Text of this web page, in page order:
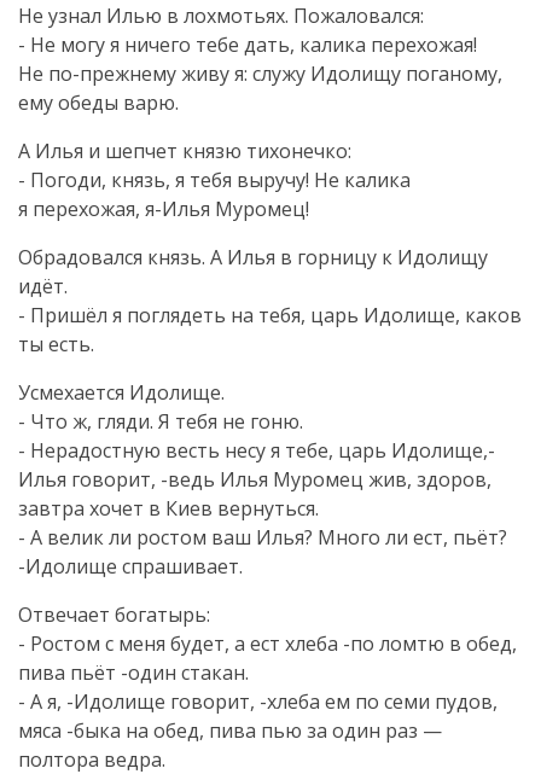
Не узнал Илью в лохмотьях. Пожаловался:
- Не могу я ничего тебе дать, калика перехожая!
Не по-прежнемуживу я: служу Идолищу поганому,
ему обеды варю.
А Илья и шепчет князю тихонечко:
- Погоди, князь, я тебя выручу! Не калика
я перехожая, я-Илья Муромец!
Обрадовался князь. А Илья в горницу к Идолищу
идёт.
- Пришёл я поглядеть на тебя, царь Идолище, каков
ты есть.
Усмехается Идолище.
- Что ж, гляди. Я тебя не гоню.
- Нерадостную весть несу я тебе, царь Идолище,-
Илья говорит, -ведь Илья Муромец жив, здоров,
завтра хочет в Киев вернуться.
- А велик ли ростом ваш Илья? Много ли ест, пьёт?
-Идолище спрашивает.
Отвечает богатырь:
- Ростом с меня будет, а ест хлеба -по ломтю в обед,
пива пьёт -один стакан.
- А я, -Идолище говорит, -хлеба ем по семи пудов,
мяса -быка на обед, пива пью за один раз —
полтора ведра.